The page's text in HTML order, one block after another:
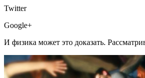
Twitter
Google+
И физика может это доказать.